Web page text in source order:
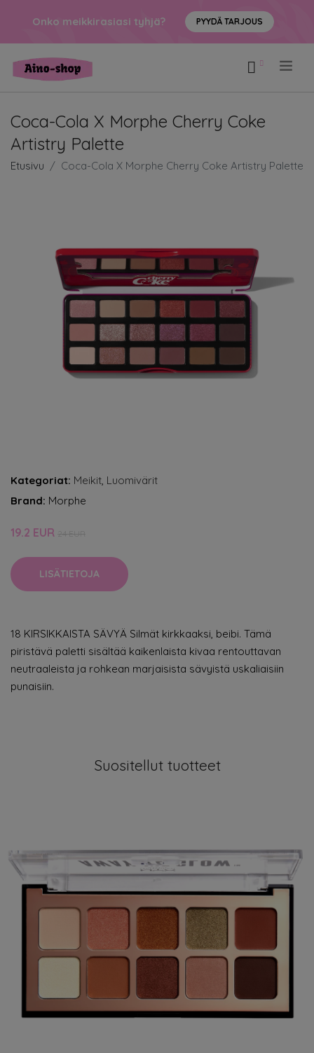
Onko meikkirasiasi tyhjä? PYYDÄ TARJOUS
Coca-Cola X Morphe Cherry Coke
Artistry Palette
Etusivu Coca-Cola X Morphe Cherry Coke Artistry Palette
Kategoriat: Meikit, Luomivärit
Brand: Morphe
19.2 EUR
LISÄTIETOJA
18 KIRSIKKAISTA SÄVYÄ Silmät kirkkaaksi, beibi. Tämä
piristävä paletti sisältää kaikenlaista kivaa rentouttavan
neutraaleista ja rohkean marjaisista sävyistä uskaliaisiin
punaisiin.
Suositellut tuotteet